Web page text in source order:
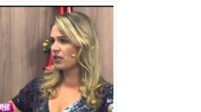
tratamentos